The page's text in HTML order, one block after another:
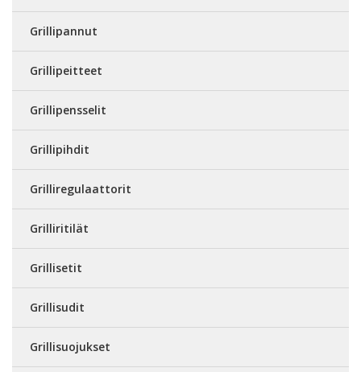
Grillipannut
Grillipeitteet
Grillipensselit
Grillipihdit
Grilliregulaattorit
Grilliritilät
Grillisetit
Grillisudit
Grillisuojukset